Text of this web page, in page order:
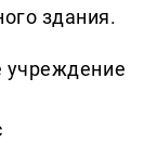
здания.
учреждение